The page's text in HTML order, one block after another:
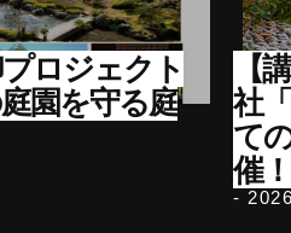
プロジェクト
園を守る庭
【
社
て
催！
-